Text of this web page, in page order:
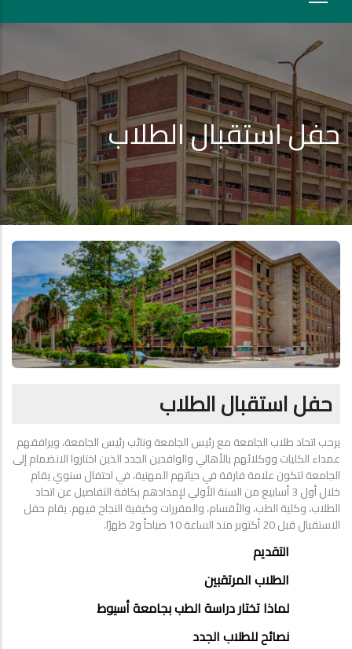
حفل استقبال الطلاب
حفل استقبال الطلاب
يرحب اتحاد طلاب الجامعة مع رئيس الجامعة ونائب رئيس الجامعة، ويرافقهم
عمداء الكليات ووكلائهم بالأهالي والوافدين الجدد الذين اختاروا الانضمام إلى
الجامعة لتكون علامة فارقة في حياتهم المهنية، في احتفال سنوي يقام
خلال أول 3 أسابيع من السنة الأولي لإمدادهم بكافة التفاصيل عن اتحاد
الطلاب، وكلية الطب، والأقسام، والمقررات وكيفية النجاح فيهم. يقام حفل
الاستقبال قبل 20 أكتوبر منذ الساعة 10 صباحاً و2 ظهرًا.
STUDENTS
التقديم
الطلاب المرتقبين
لماذا تختار دراسة الطب بجامعة أسيوط
نصائح للطلاب الجدد